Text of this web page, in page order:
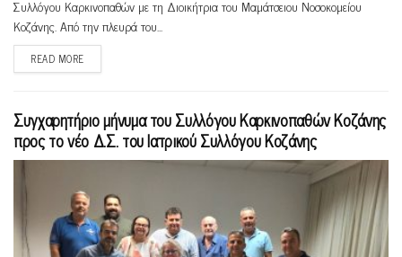
Συλλόγου Καρκινοπαθών με τη Διοικήτρια του Μαμάτσειου Νοσοκομείου
Κοζάνης. Από την πλευρά του...
READ MORE
Συγχαρητήριο μήνυμα του Συλλόγου Καρκινοπαθών Κοζάνης
προς το νέο Δ.Σ. του Ιατρικού Συλλόγου Κοζάνης